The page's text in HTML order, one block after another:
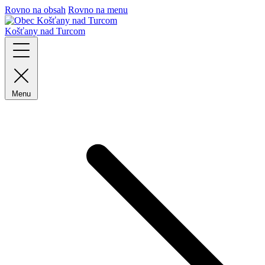
Rovno na obsah Rovno na menu
Košťany nad Turcom
Menu